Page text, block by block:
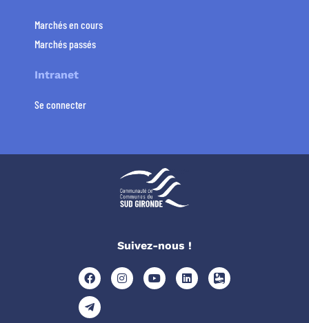
Marchés en cours
Marchés passés
Intranet
Se connecter
Suivez-nous !